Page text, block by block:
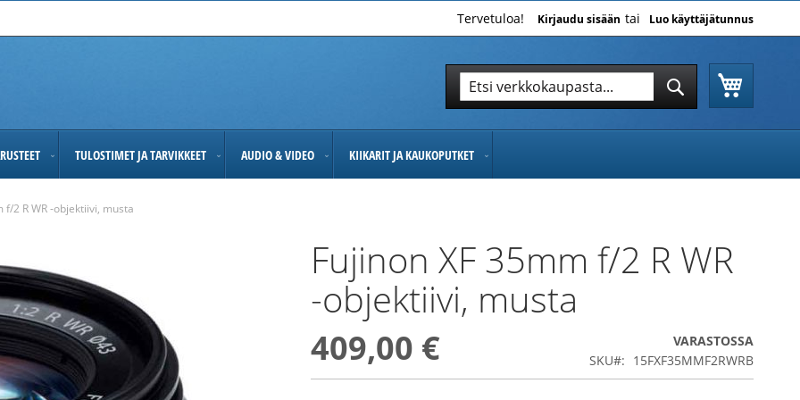
Tervetuloa! Kirjaudu sisään Luo käyttäjätunnus
Hae
TULOSTIMET JA TARVIKKEET AUDIO & VIDEO KIIKARIT JA KAUKOPUTKET
f/2 R WR -objektiivi, musta
Fujinon XF 35mm f/2 R WR
-objektiivi, musta
409,00 €
VARASTOSSA
SKU
15FXF35MMF2RWRB